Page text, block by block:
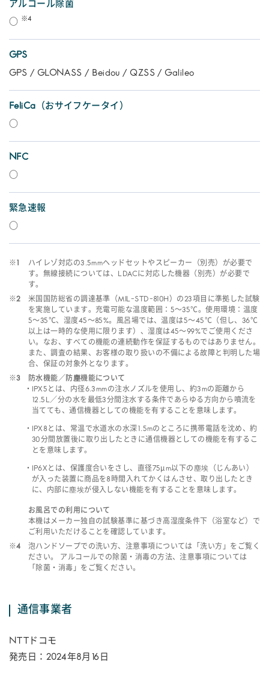
アルコール除菌
○ ※4
GPS
GPS / GLONASS / Beidou / QZSS / Galileo
FeliCa（おサイフケータイ）
○
NFC
○
緊急速報
○
※1
ハイレゾ対応の3.5mmヘッドセットやスピーカー（別売）が必要で
す。無線接続については、LDACに対応した機器（別売）が必要で
す。
※2
米国国防総省の調達基準（MIL-STD-810H）の23項目に準拠した試験
を実施しています。充電可能な温度範囲：5～35℃。使用環境：温度
5～35℃、湿度45～85%。風呂場では、温度は5～45℃（但し、36℃
以上は一時的な使用に限ります）、湿度は45～99%でご使用くださ
い。なお、すべての機能の連続動作を保証するものではありません。
また、調査の結果、お客様の取り扱いの不備による故障と判明した場
合、保証の対象外となります。
※3
防水機能／防塵機能について
IPX5とは、内径6.3mmの注水ノズルを使用し、約3mの距離から
12.5L／分の水を最低3分間注水する条件であらゆる方向から噴流を
当てても、通信機器としての機能を有することを意味します。
IPX8とは、常温で水道水の水深1.5mのところに携帯電話を沈め、約
30分間放置後に取り出したときに通信機器としての機能を有するこ
とを意味します。
IP6Xとは、保護度合いをさし、直径75μm以下の塵埃（じんあい）
が入った装置に商品を8時間入れてかくはんさせ、取り出したとき
に、内部に塵埃が侵入しない機能を有することを意味します。
お風呂での利用について
本機はメーカー独自の試験基準に基づき高湿度条件下（浴室など）で
ご利用いただけることを確認しています。
※4
泡ハンドソープでの洗い方、注意事項については「洗い方」をご覧く
ださい。 アルコールでの除菌・消毒の方法、注意事項については
「除菌・消毒」をご覧ください。
通信事業者
NTTドコモ
発売日：2024年8月16日